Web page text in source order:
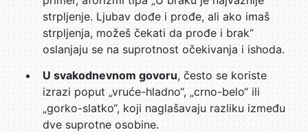
strpljenje. Ljubav dođe i prođe, ali ako imaš
strpljenja, možeš čekati da prođe i brak“
oslanjaju se na suprotnost očekivanja i ishoda.
U svakodnevnom govoru, često se koriste
izrazi poput „vruće-hladno“, „crno-belo“ ili
„gorko-slatko“, koji naglašavaju razliku između
dve suprotne osobine.